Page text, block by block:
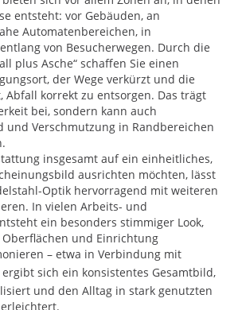
entsteht: vor Gebäuden, an
Automatenbereichen, in
von Besucherwegen. Durch die
plus Asche“ schaffen Sie einen
der Wege verkürzt und die
Abfall korrekt zu entsorgen. Das trägt
bei, sondern kann auch
und Verschmutzung in Randbereichen
insgesamt auf ein einheitliches,
ausrichten möchten, lässt
Optik hervorragend mit weiteren
In vielen Arbeits- und
ein besonders stimmiger Look,
und Einrichtung
– etwa in Verbindung mit
ergibt sich ein konsistentes Gesamtbild,
und den Alltag in stark genutzten